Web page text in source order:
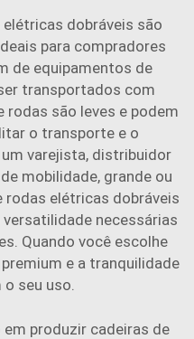
dobráveis são
para compradores
de equipamentos de
transportados com
rodas são leves e podem
o transporte e o
varejista, distribuidor
mobilidade, grande ou
rodas elétricas dobráveis
necessárias
Quando você escolhe
e a tranquilidade
o seu uso.
em produzir cadeiras de